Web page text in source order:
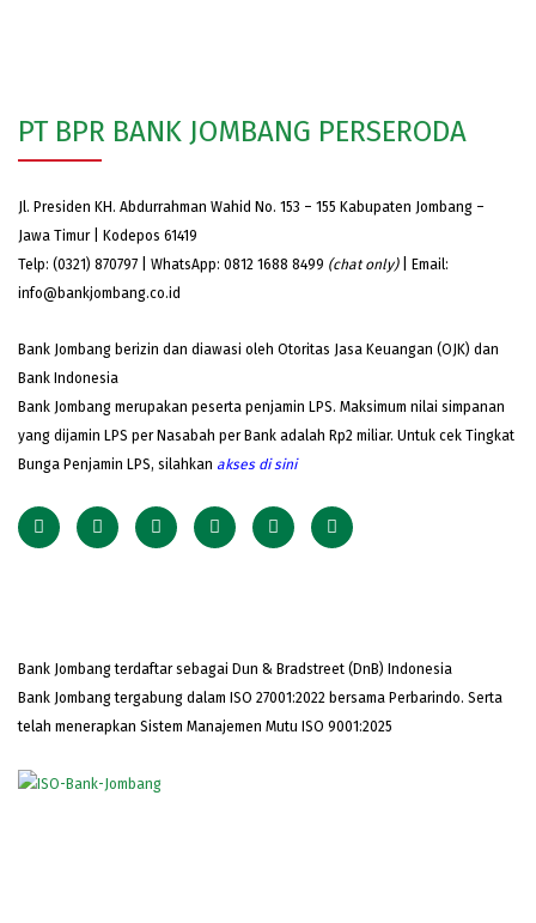
PT BPR BANK JOMBANG PERSERODA
Jl. Presiden KH. Abdurrahman Wahid No. 153 – 155 Kabupaten Jombang –
Jawa Timur | Kodepos 61419
Telp: (0321) 870797 | WhatsApp: 0812 1688 8499 (chat only)| Email:
info@bankjombang.co.id
Bank Jombang berizin dan diawasi oleh Otoritas Jasa Keuangan (OJK) dan
Bank Indonesia
Bank Jombang merupakan peserta penjamin LPS. Maksimum nilai simpanan
yang dijamin LPS per Nasabah per Bank adalah Rp2 miliar. Untuk cek Tingkat
Bunga Penjamin LPS, silahkan akses di sini
Bank Jombang terdaftar sebagai Dun & Bradstreet (DnB) Indonesia
Bank Jombang tergabung dalam ISO 27001:2022 bersama Perbarindo. Serta
telah menerapkan Sistem Manajemen Mutu ISO 9001:2025